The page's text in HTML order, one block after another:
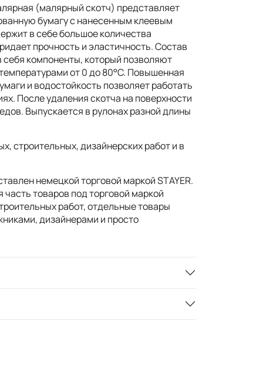
(малярный скотч) представляет
бумагу с нанесенным клеевым
в себе большое количества
прочность и эластичность. Состав
себя компоненты, который позволяют
от 0 до 80°С. Повышенная
и водостойкость позволяет работать
После удаления скотча на поверхности
Выпускается в рулонах разной длины
строительных, дизайнерских работ и в
немецкой торговой маркой STAYER.
товаров под торговой маркой
работ, отдельные товары
дизайнерами и просто